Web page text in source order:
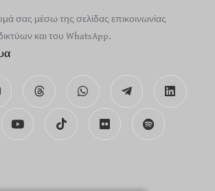
σας μέσω της σελίδας επικοινωνίας
και του WhatsApp.